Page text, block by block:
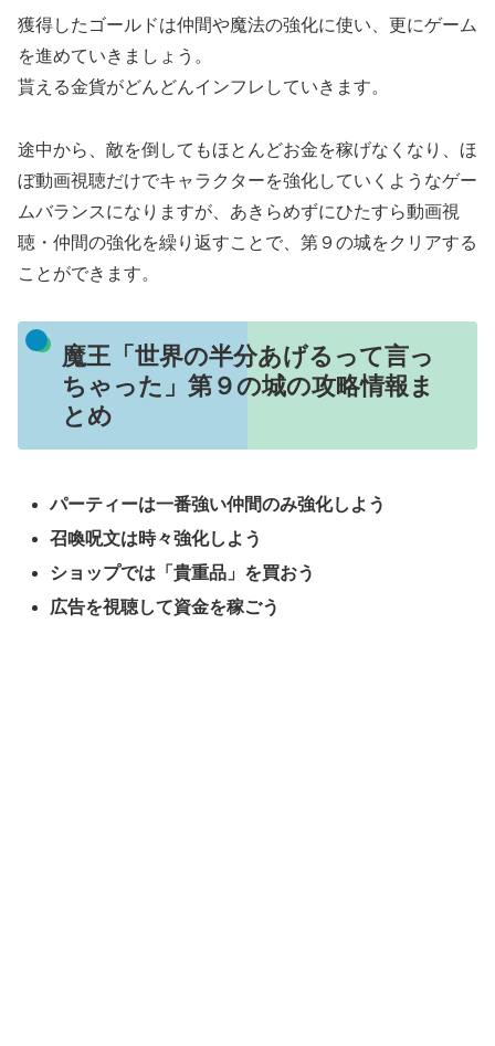
獲得したゴールドは仲間や魔法の強化に使い、更にゲーム
を進めていきましょう。
貰える金貨がどんどんインフレしていきます。
途中から、敵を倒してもほとんどお金を稼げなくなり、ほ
ぼ動画視聴だけでキャラクターを強化していくようなゲー
ムバランスになりますが、あきらめずにひたすら動画視
聴・仲間の強化を繰り返すことで、第９の城をクリアする
ことができます。
魔王「世界の半分あげるって言っ
ちゃった」第９の城の攻略情報ま
とめ
パーティーは一番強い仲間のみ強化しよう
召喚呪文は時々強化しよう
ショップでは「貴重品」を買おう
広告を視聴して資金を稼ごう